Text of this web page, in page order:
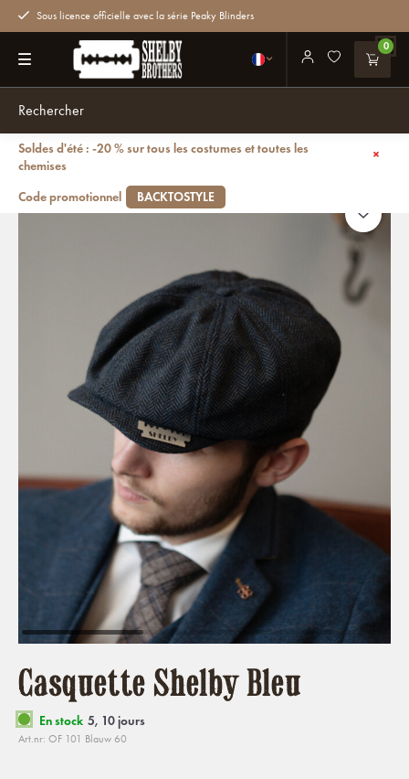
Sous licence officielle avec la série Peaky Blinders
0
Soldes d'été : -20 % sur tous les costumes et toutes les
chemises
Code promotionnel
BACKTOSTYLE
Retour
Casquette Shelby Bleu
En stock 5, 10 jours
Art.nr: OF 101 Blauw 60